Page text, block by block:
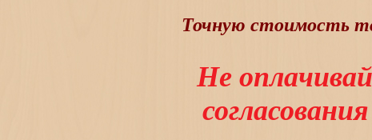
Точную стоимость
Не